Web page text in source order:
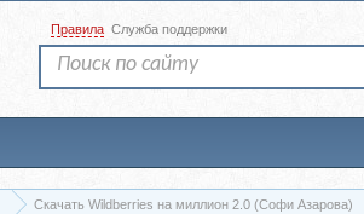
Правила Служба поддержки
Скачать Wildberries на миллион 2.0 (Софи Азарова)